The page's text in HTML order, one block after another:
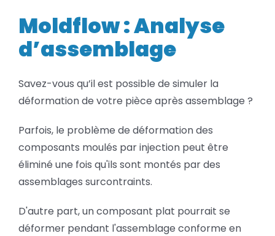
SOCIETE
Rechercher:
Moldflow : Analyse
d’assemblage
Savez-vous qu’il est possible de simuler la
déformation de votre pièce après assemblage ?
Parfois, le problème de déformation des
composants moulés par injection peut être
éliminé une fois qu'ils sont montés par des
assemblages surcontraints.
D'autre part, un composant plat pourrait se
déformer pendant l'assemblage conforme en